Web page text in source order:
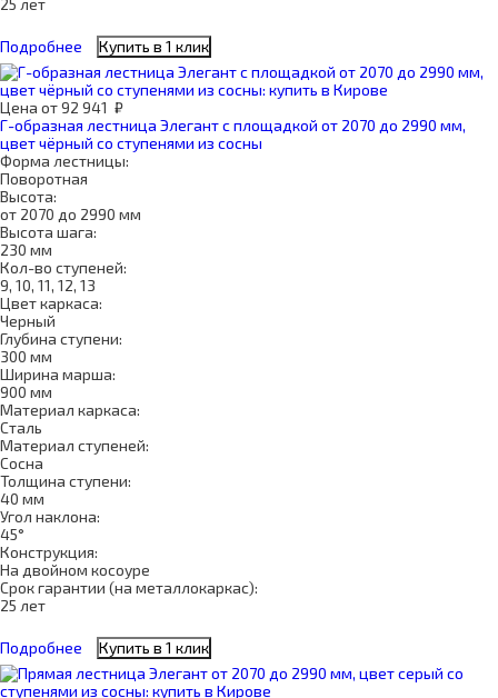
25 лет
Подробнее Купить в 1 клик
Цена от92 941 ₽
Г-образная лестница Элегант с площадкой от 2070 до 2990 мм,
цвет чёрный со ступенями из сосны
Форма лестницы:
Поворотная
Высота:
от 2070 до 2990 мм
Высота шага:
230 мм
Кол-во ступеней:
9, 10, 11, 12, 13
Цвет каркаса:
Черный
Глубина ступени:
300 мм
Ширина марша:
900 мм
Материал каркаса:
Сталь
Материал ступеней:
Сосна
Толщина ступени:
40 мм
Угол наклона:
45°
Конструкция:
На двойном косоуре
Срок гарантии (на металлокаркас):
25 лет
Подробнее Купить в 1 клик